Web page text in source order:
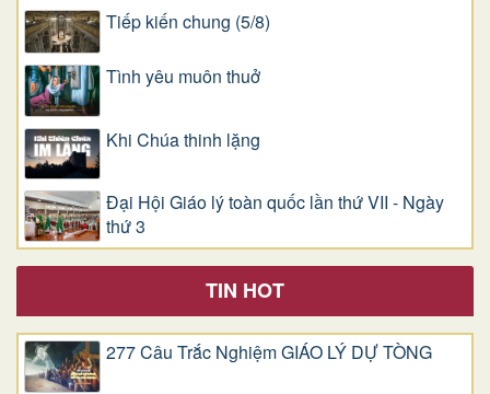
Tiếp kiến chung (5/8)
Tình yêu muôn thuở
Khi Chúa thinh lặng
Đại Hội Giáo lý toàn quốc lần thứ VII - Ngày
thứ 3
TIN HOT
277 Câu Trắc Nghiệm GIÁO LÝ DỰ TÒNG